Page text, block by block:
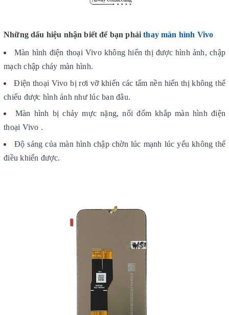
Những dấu hiệu nhận biết để bạn phảithay màn hình Vivo
Màn hình điện thoại Vivo không hiển thị được hình ảnh, chập
mạch chập cháy màn hình.
Điện thoại Vivo bị rơi vỡ khiến các tấm nền hiển thị không thể
chiếu được hình ảnh như lúc ban đâu.
Màn hình bị chảy mực nặng, nổi đốm khắp màn hình điện
thoại Vivo .
Độ sáng của màn hình chập chờn lúc mạnh lúc yếu không thể
điều khiển được.